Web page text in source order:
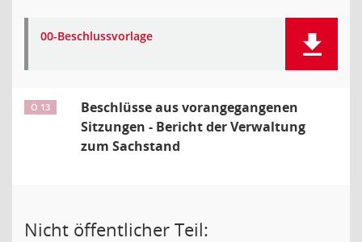
00-Beschlussvorlage
Ö 13
Beschlüsse aus vorangegangenen
Sitzungen - Bericht der Verwaltung
zum Sachstand
Nicht öffentlicher Teil: